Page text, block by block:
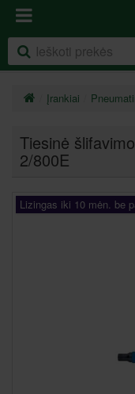
Įrankiai
Tiesinė
2/800E
Lizingas iki 10 mėn. be